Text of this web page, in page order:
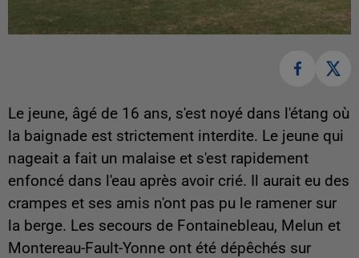
Le jeune, âgé de 16 ans, s'est noyé dans l'étang où
la baignade est strictement interdite. Le jeune qui
nageait a fait un malaise et s'est rapidement
enfoncé dans l'eau après avoir crié. Il aurait eu des
crampes et ses amis n'ont pas pu le ramener sur
la berge. Les secours de Fontainebleau, Melun et
Montereau-Fault-Yonne ont été dépêchés sur